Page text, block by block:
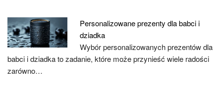
Personalizowane prezenty dla babci i
dziadka
Wybór personalizowanych prezentów dla
babci i dziadka to zadanie, które może przynieść wiele radości
zarówno…